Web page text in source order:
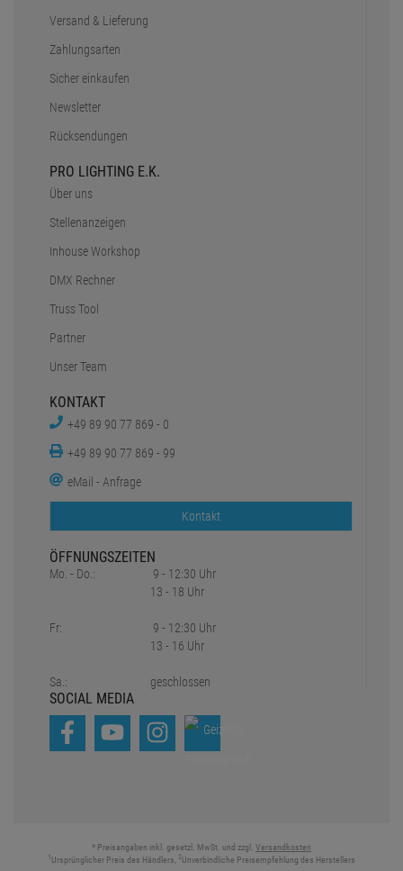
Versand & Lieferung
Zahlungsarten
Sicher einkaufen
Newsletter
Rücksendungen
PRO LIGHTING E.K.
Über uns
Stellenanzeigen
Inhouse Workshop
DMX Rechner
Truss Tool
Partner
Unser Team
KONTAKT
+49 89 90 77 869 - 0
+49 89 90 77 869 - 99
eMail - Anfrage
Kontakt
ÖFFNUNGSZEITEN
Mo. - Do.:
Fr:
Sa.:
9 - 12:30 Uhr
13 - 18 Uhr
9 - 12:30 Uhr
13 - 16 Uhr
geschlossen
SOCIAL MEDIA
* Preisangaben inkl. gesetzl. MwSt. und zzgl. Versandkosten
Ursprünglicher Preis des Händlers, 2 Unverbindliche Preisempfehlung des Herstellers